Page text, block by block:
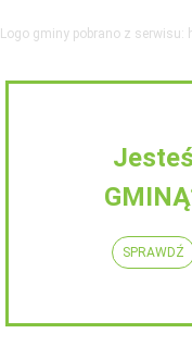
Logo gminy pobrano z serwisu:
Jesteś
SPRAWDŹ